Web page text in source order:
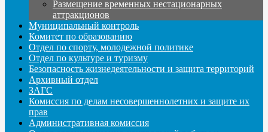
Размещение временных нестационарных
аттракционов
Муниципальный контроль
Комитет по образованию
Отдел по спорту, молодежной политике
Отдел по культуре и туризму
Безопасность жизнедеятельности и защита территорий
Архивный отдел
ЗАГС
Комиссия по делам несовершеннолетних и защите их
прав
Административная комиссия